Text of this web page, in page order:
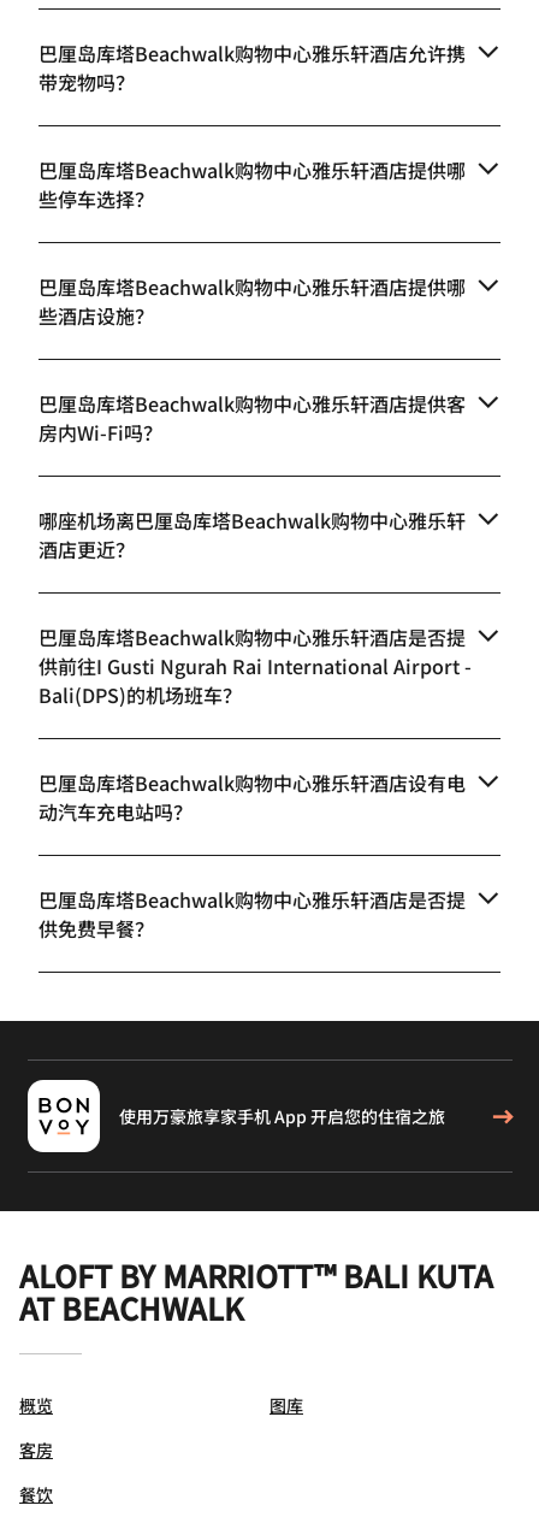
巴厘岛库塔Beachwalk购物中心雅乐轩酒店允许携
带宠物吗？
巴厘岛库塔Beachwalk购物中心雅乐轩酒店提供哪
些停车选择？
巴厘岛库塔Beachwalk购物中心雅乐轩酒店提供哪
些酒店设施？
巴厘岛库塔Beachwalk购物中心雅乐轩酒店提供客
房内Wi-Fi吗？
哪座机场离巴厘岛库塔Beachwalk购物中心雅乐轩
酒店更近？
巴厘岛库塔Beachwalk购物中心雅乐轩酒店是否提
供前往I Gusti Ngurah Rai International Airport -
Bali(DPS)的机场班车？
巴厘岛库塔Beachwalk购物中心雅乐轩酒店设有电
动汽车充电站吗？
巴厘岛库塔Beachwalk购物中心雅乐轩酒店是否提
供免费早餐？
使用万豪旅享家手机 App 开启您的住宿之旅
ALOFT BY MARRIOTT™ BALI KUTA
AT BEACHWALK
概览
客房
餐饮
图库